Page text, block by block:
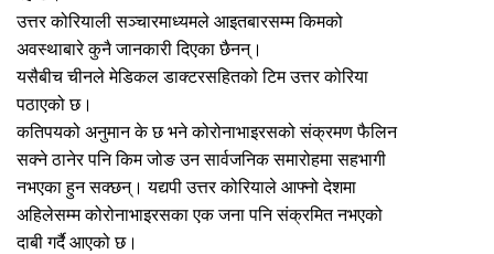
उत्तर कोरियाली सञ्चारमाध्यमले आइतबारसम्म किमको
अवस्थाबारे कुनै जानकारी दिएका छैनन्।
यसैबीच चीनले मेडिकल डाक्टरसहितको टिम उत्तर कोरिया
पठाएको छ।
कतिपयको अनुमान के छ भने कोरोनाभाइरसको संक्रमण फैलिन
सक्ने ठानेर पनि किम जोङ उन सार्वजनिक समारोहमा सहभागी
नभएका हुन सक्छन्। यद्यपी उत्तर कोरियाले आफ्नो देशमा
अहिलेसम्म कोरोनाभाइरसका एक जना पनि संक्रमित नभएको
दाबी गर्दै आएको छ।